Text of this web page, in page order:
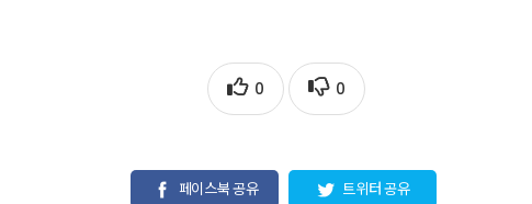
0 0
페이스북 공유 트위터 공유